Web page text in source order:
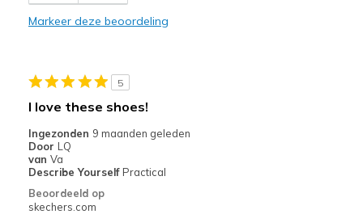
View On Shoes
I'm Really Into Shoes
Markeer deze beoordeling
5
I love these shoes!
Ingezonden 9 maanden geleden
Door LQ
van Va
Describe Yourself Practical
Beoordeeld op
skechers.com